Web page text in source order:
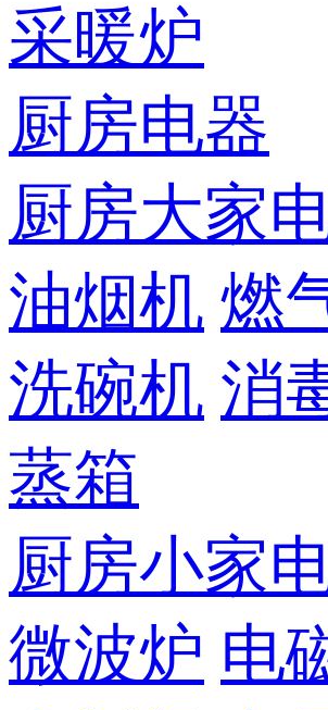
采暖炉
厨房电器
厨房大家
油烟机 燃
洗碗机 消
蒸箱
厨房小家
微波炉 电